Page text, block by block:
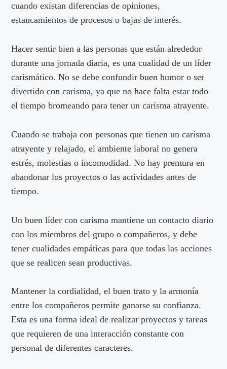
cuando existan diferencias de opiniones,
estancamientos de procesos o bajas de interés.
Hacer sentir bien a las personas que están alrededor
durante una jornada diaria, es una cualidad de un líder
carismático. No se debe confundir buen humor o ser
divertido con carisma, ya que no hace falta estar todo
el tiempo bromeando para tener un carisma atrayente.
Cuando se trabaja con personas que tienen un carisma
atrayente y relajado, el ambiente laboral no genera
estrés, molestias o incomodidad. No hay premura en
abandonar los proyectos o las actividades antes de
tiempo.
Un buen líder con carisma mantiene un contacto diario
con los miembros del grupo o compañeros, y debe
tener cualidades empáticas para que todas las acciones
que se realicen sean productivas.
Mantener la cordialidad, el buen trato y la armonía
entre los compañeros permite ganarse su confianza.
Esta es una forma ideal de realizar proyectos y tareas
que requieren de una interacción constante con
personal de diferentes caracteres.